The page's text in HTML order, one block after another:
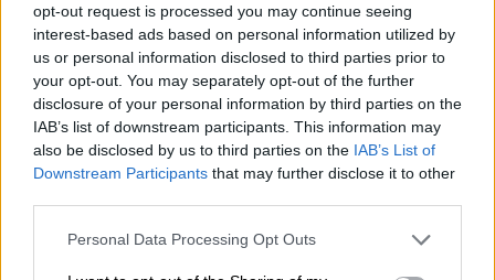
opt-out request is processed you may continue seeing
interest-based ads based on personal information utilized by
us or personal information disclosed to third parties prior to
your opt-out. You may separately opt-out of the further
disclosure of your personal information by third parties on the
IAB’s list of downstream participants. This information may
also be disclosed by us to third parties on the IAB’s List of
Downstream Participants that may further disclose it to other
Personal Data Processing Opt Outs
Ώρα 11.00΄: Παρέλαση μαθητών των Δημοτικών
Σχολείων, του Γυμνασίου και του Λυκείου Αμπελώνα
και Συλλόγων.
Ώρα 17.00΄: Υποστολή Σημαίας.
Τύρναβος
ΤΡΙΤΗ 28η ΟΚΤΩΒΡΙΟΥ 2025